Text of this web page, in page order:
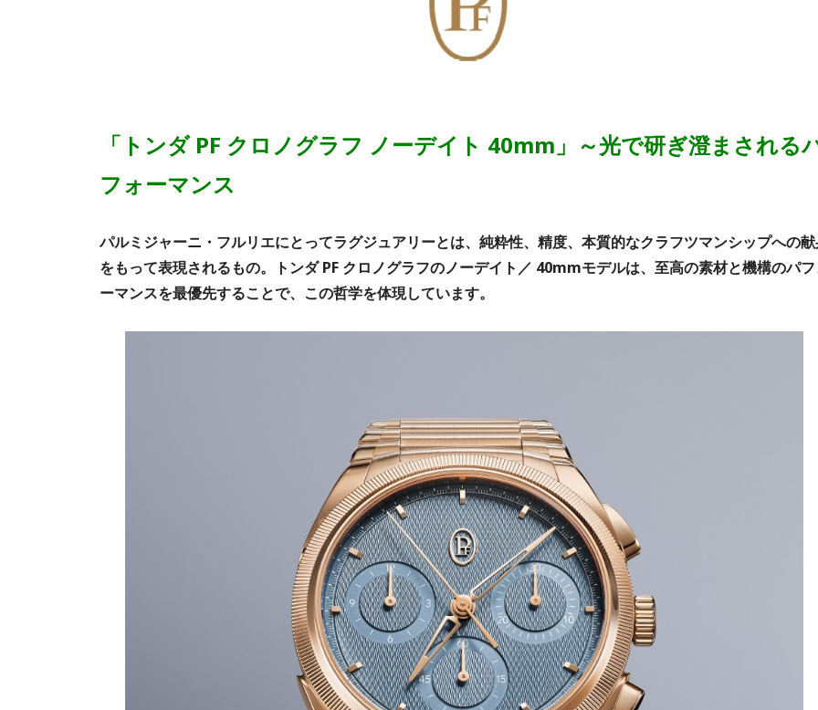
「トンダ PF クロノグラフ ノーデイト 40mm」～光で研ぎ澄まされる
フォーマンス
パルミジャーニ・フルリエにとってラグジュアリーとは、純粋性、精度、本質的なクラフツマンシップへの
をもって表現されるもの。トンダ PF クロノグラフのノーデイト／ 40mmモデルは、至高の素材と機構のパ
ーマンスを最優先することで、この哲学を体現しています。